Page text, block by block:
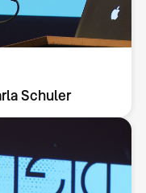
Schuler